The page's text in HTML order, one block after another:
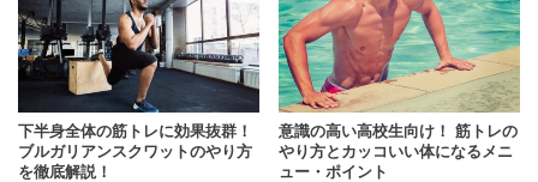
下半身全体の筋トレに効果抜群！
ブルガリアンスクワットのやり方
を徹底解説！
意識の高い高校生向け！ 筋トレの
やり方とカッコいい体になるメニ
ュー・ポイント